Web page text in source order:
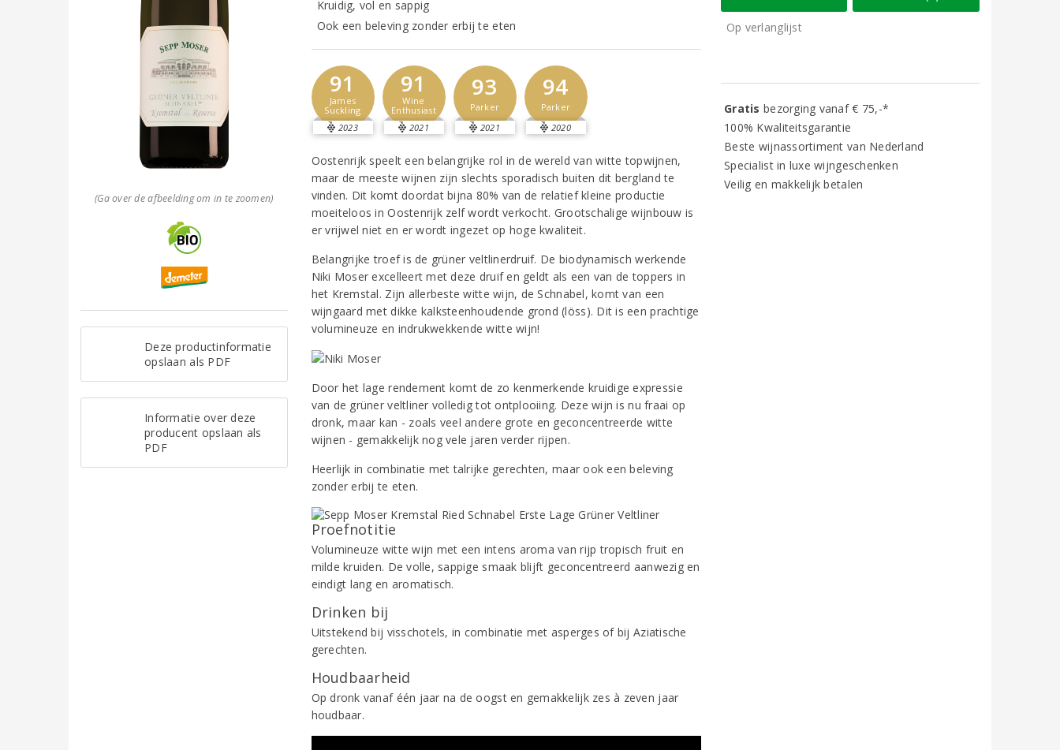
(Ga over de afbeelding om in te zoomen)
Deze productinformatie
opslaan als PDF
Informatie over deze
producent opslaan als
PDF
Kruidig, vol en sappig
Ook een beleving zonder erbij te eten
91
James
Suckling
2023
91
Wine
Enthusiast
2021
93
Parker
2021
94
Parker
2020
Oostenrijk speelt een belangrijke rol in de wereld van witte topwijnen,
maar de meeste wijnen zijn slechts sporadisch buiten dit bergland te
vinden. Dit komt doordat bijna 80% van de relatief kleine productie
moeiteloos in Oostenrijk zelf wordt verkocht. Grootschalige wijnbouw is
er vrijwel niet en er wordt ingezet op hoge kwaliteit.
Belangrijke troef is de grüner veltlinerdruif. De biodynamisch werkende
Niki Moser excelleert met deze druif en geldt als een van de toppers in
het Kremstal. Zijn allerbeste witte wijn, de Schnabel, komt van een
wijngaard met dikke kalksteenhoudende grond (löss). Dit is een prachtige
volumineuze en indrukwekkende witte wijn!
Door het lage rendement komt de zo kenmerkende kruidige expressie
van de grüner veltliner volledig tot ontplooiing. Deze wijn is nu fraai op
dronk, maar kan - zoals veel andere grote en geconcentreerde witte
wijnen - gemakkelijk nog vele jaren verder rijpen.
Heerlijk in combinatie met talrijke gerechten, maar ook een beleving
zonder erbij te eten.
Proefnotitie
Volumineuze witte wijn met een intens aroma van rijp tropisch fruit en
milde kruiden. De volle, sappige smaak blijft geconcentreerd aanwezig en
eindigt lang en aromatisch.
Drinken bij
Uitstekend bij visschotels, in combinatie met asperges of bij Aziatische
gerechten.
Houdbaarheid
Op dronk vanaf één jaar na de oogst en gemakkelijk zes à zeven jaar
houdbaar.
Op verlanglijst
Gratisbezorging vanaf € 75,-*
100% Kwaliteitsgarantie
Beste wijnassortiment van Nederland
Specialist in luxe wijngeschenken
Veilig en makkelijk betalen